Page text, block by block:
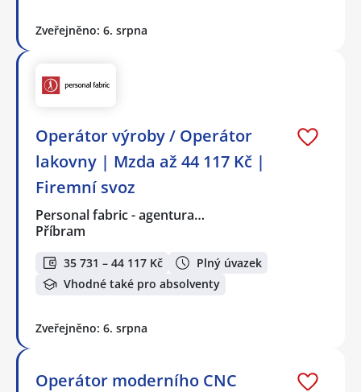
Zveřejněno: 6. srpna
Operátor výroby / Operátor
lakovny | Mzda až 44 117 Kč |
Firemní svoz
Personal fabric - agentura…
Příbram
35 731 – 44 117 Kč
Plný úvazek
Vhodné také pro absolventy
Zveřejněno: 6. srpna
Operátor moderního CNC